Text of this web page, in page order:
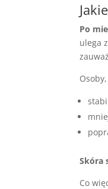
Po
ulega
Skóra
Co